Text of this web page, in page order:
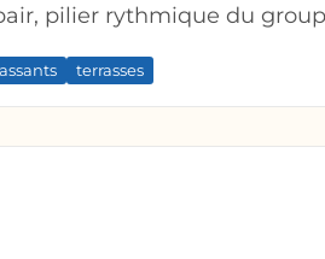
pilier rythmique du
par les bénévoles.
terrasses